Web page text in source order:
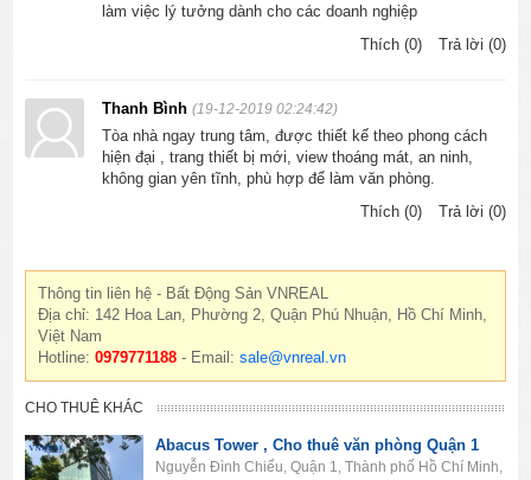
làm việc lý tưởng dành cho các doanh nghiệp
Thích (0)
Trả lời (0)
Thanh Bình(19-12-2019 02:24:42)
Tòa nhà ngay trung tâm, được thiết kế theo phong cách
hiện đại , trang thiết bị mới, view thoáng mát, an ninh,
không gian yên tĩnh, phù hợp để làm văn phòng.
Thích (0)
Trả lời (0)
Thông tin liên hệ - Bất Động Sản VNREAL
Địa chỉ: 142 Hoa Lan, Phường 2, Quận Phú Nhuận, Hồ Chí Minh,
Việt Nam
Hotline:0979771188 - Email:sale@vnreal.vn
CHO THUÊ KHÁC
Abacus Tower , Cho thuê văn phòng Quận 1
Nguyễn Đình Chiểu, Quận 1, Thành phố Hồ Chí Minh,